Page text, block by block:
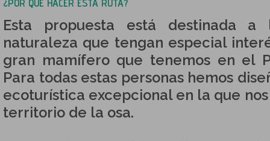
¿POR QUÉ HACER ESTA RUTA?
Esta propuesta está destinada
naturaleza que tengan especial
gran mamífero que tenemos en el
Para todas estas personas hemos
ecoturística excepcional en la que
territorio de la osa.